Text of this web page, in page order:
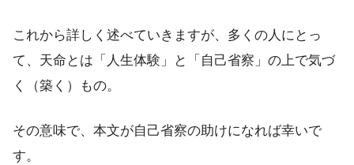
これから詳しく述べていきますが、多くの人にとっ
て、天命とは「人生体験」と「自己省察」の上で気づ
く（築く）もの。
その意味で、本文が自己省察の助けになれば幸いで
す。